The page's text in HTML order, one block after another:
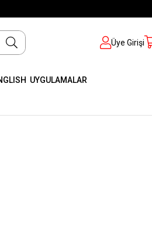
Üye Girişi
UYGULAMALAR